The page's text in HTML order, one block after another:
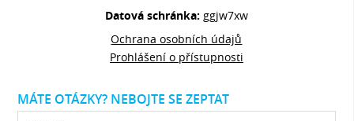
Datová schránka: ggjw7xw
Ochrana osobních údajů
Prohlášení o přístupnosti
MÁTE OTÁZKY? NEBOJTE SE ZEPTAT